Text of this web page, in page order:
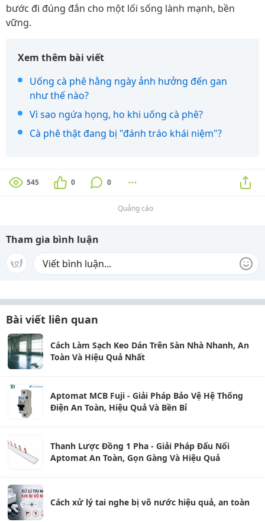
bước đi đúng đắn cho một lối sống lành mạnh, bền
vững.
Xem thêm bài viết
Uống cà phê hằng ngày ảnh hưởng đến gan
như thế nào?
Vì sao ngứa họng, ho khi uống cà phê?
Cà phê thật đang bị "đánh tráo khái niệm"?
545 0 0
Quảng cáo
Tham gia bình luận
Bài viết liên quan
Cách Làm Sạch Keo Dán Trên Sàn Nhà Nhanh, An
Toàn Và Hiệu Quả Nhất
Aptomat MCB Fuji - Giải Pháp Bảo Vệ Hệ Thống
Điện An Toàn, Hiệu Quả Và Bền Bỉ
Thanh Lược Đồng 1 Pha - Giải Pháp Đấu Nối
Aptomat An Toàn, Gọn Gàng Và Hiệu Quả
Cách xử lý tai nghe bị vô nước hiệu quả, an toàn